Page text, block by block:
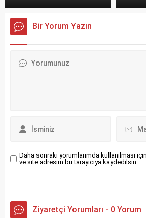
Bir Yorum Yazın
Daha sonraki yorumlarımda kullanılması
ve site adresim bu tarayıcıya kaydedilsin.
Ziyaretçi Yorumları - 0 Yorum